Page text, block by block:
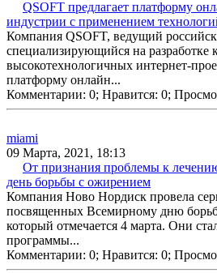
QSOFT предлагает платформу
индустрии c применением
Компания QSOFT, ведущий
специализирующийся на разработке
высокотехнологичных интернет-
платформу онлайн...
Комментарии: 0; Нравится: 0;
miami
09 Марта, 2021, 18:13
От признания проблемы к
день борьбы с ожирением
Компания Ново Нордиск провела
посвященных Всемирному дню
который отмечается 4 марта. Они
программы...
Комментарии: 0; Нравится: 0;